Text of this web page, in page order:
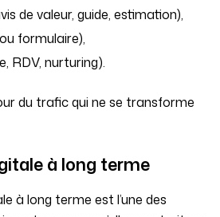
de valeur, guide, estimation),
formulaire),
RDV, nurturing).
du trafic qui ne se transforme
à long terme
à long terme est l’une des